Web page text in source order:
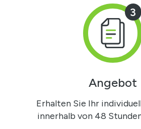
3
Angebot
Erhalten Sie Ihr
innerhalb von 48